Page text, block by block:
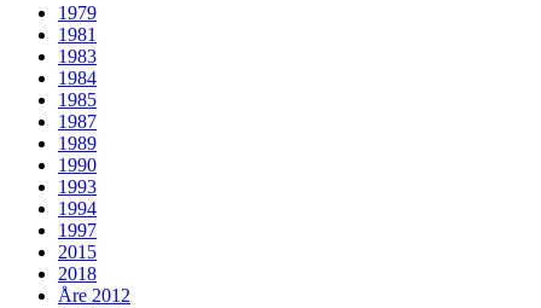
1979
1981
1983
1984
1985
1987
1989
1990
1993
1994
1997
2015
2018
Åre 2012